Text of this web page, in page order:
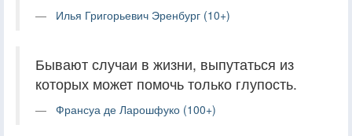
Илья Григорьевич Эренбург (10+)
Бывают случаи в жизни, выпутаться из
которых может помочь только глупость.
Франсуа де Ларошфуко (100+)